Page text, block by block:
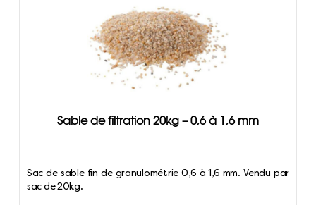
Sable de filtration 20kg – 0,6 à 1,6 mm
Sac de sable fin de granulométrie 0,6 à 1,6 mm. Vendu par
sac de 20kg.